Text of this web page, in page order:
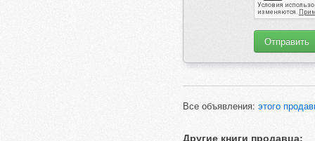
Все объявления: этого
Другие книги продавца: